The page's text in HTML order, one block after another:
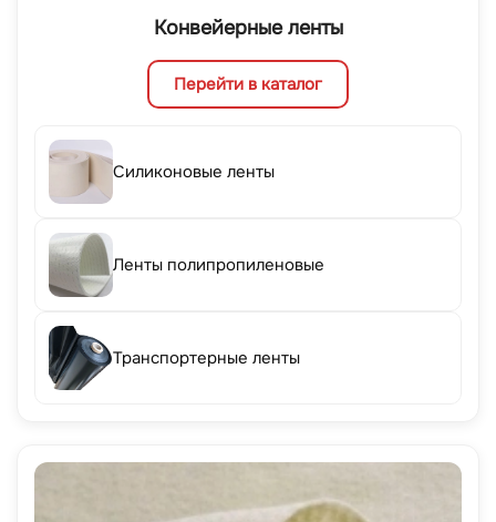
Конвейерные ленты
Перейти в каталог
Силиконовые ленты
Ленты полипропиленовые
Транспортерные ленты